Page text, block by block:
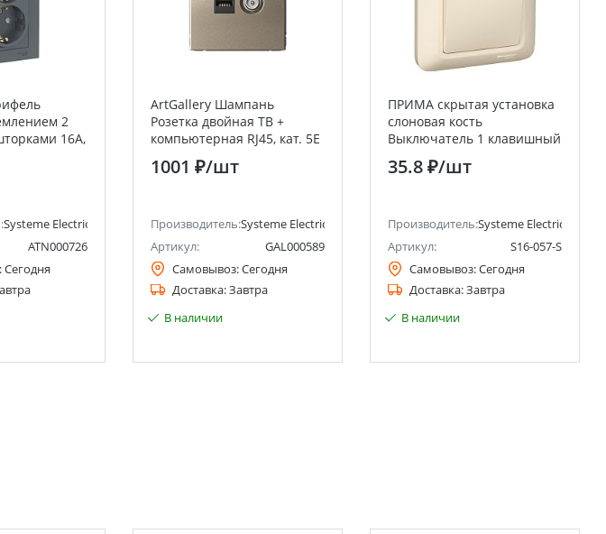
2
16А,
Systeme
Electric)
Systeme Electric (ранее Schneider Electric)
ATN000726
Сегодня
ArtGallery Шампань
Розетка двойная ТВ +
компьютерная RJ45, кат. 5Е
Systeme Electric (Schneider
Electric)
1001 ₽/шт
Производитель:Systeme Electric (ранее Schneider Electric)
Артикул:
GAL000589
Самовывоз:Сегодня
Доставка:Завтра
В наличии
ПРИМА скрытая установка
слоновая кость
Выключатель 1 клавишный
6А (в сборе с рамкой)
(оптовая упаковка) Systeme
35.8 ₽/шт
Производитель:Systeme Electric
Артикул:
S16-057-S
Самовывоз:Сегодня
Доставка:Завтра
В наличии